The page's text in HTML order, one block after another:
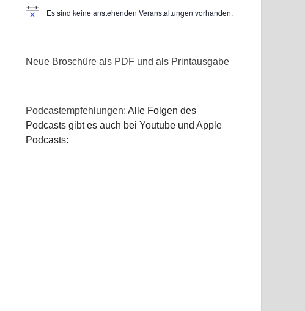
HinweisEs sind keine anstehenden Veranstaltungen vorhanden.
Neue Broschüre als PDF und als Printausgabe
Podcastempfehlungen:Alle Folgen des
Podcasts gibt es auch bei Youtube und Apple
Podcasts: